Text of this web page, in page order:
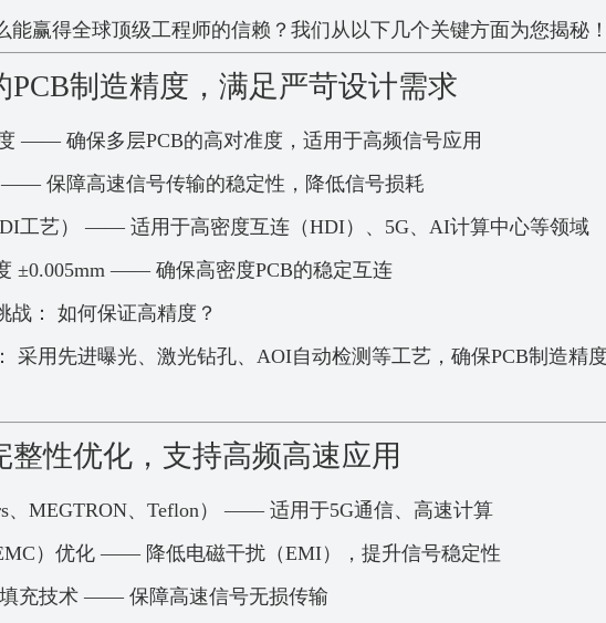
能赢得全球顶级工程师的信赖？我们从以下几个关键方面为您揭秘
PCB制造精度，满足严苛设计需求
—— 确保多层PCB的高对准度，适用于高频信号应用
保障高速信号传输的稳定性，降低信号损耗
工艺） —— 适用于高密度互连（HDI）、5G、AI计算中心等领域
±0.005mm —— 确保高密度PCB的稳定互连
战： 如何保证高精度？
采用先进曝光、激光钻孔、AOI自动检测等工艺，确保PCB制造精
整性优化，支持高频高速应用
、MEGTRON、Teflon） —— 适用于5G通信、高速计算
）优化 —— 降低电磁干扰（EMI），提升信号稳定性
充技术 —— 保障高速信号无损传输